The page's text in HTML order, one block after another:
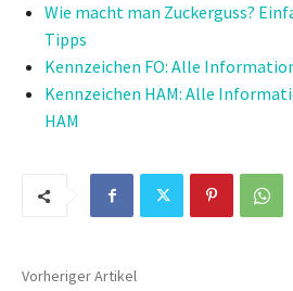
Wie macht man Zuckerguss?
Tipps
Kennzeichen FO: Alle
Kennzeichen HAM: Alle
HAM
Vorheriger Artikel